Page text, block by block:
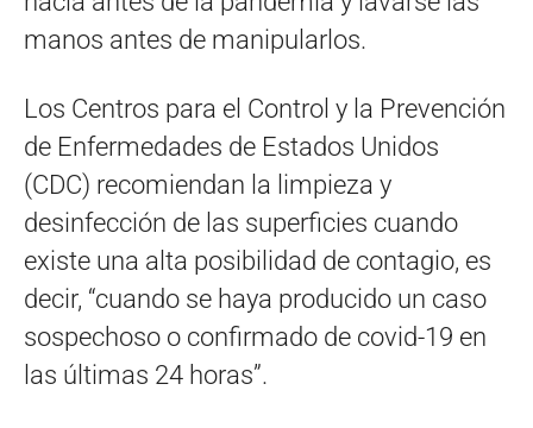
manos antes de manipularlos.
Los Centros para el Control y la Prevención
de Enfermedades de Estados Unidos
(CDC) recomiendan la limpieza y
desinfección de las superficies cuando
existe una alta posibilidad de contagio, es
decir, “cuando se haya producido un caso
sospechoso o confirmado de covid-19 en
las últimas 24 horas”.